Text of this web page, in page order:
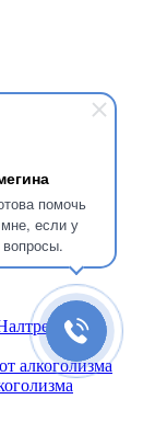
помочь
если у
вопросы.
алкоголизма